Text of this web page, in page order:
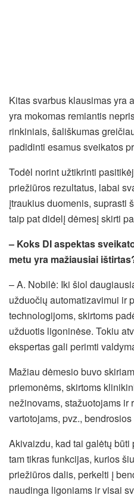
Kitas svarbus klausimas yra
yra mokomas remiantis
rinkiniais, šališkumas
padidinti esamus sveikatos
Todėl norint užtikrinti
priežiūros rezultatus, labai
įtraukius duomenis, suprasti
taip pat didelį dėmesį skirti
– Koks DI aspektas
metu yra mažiausiai
– A. Nobilė: Iki šiol
užduočių automatizavimui ir
technologijoms, skirtoms
užduotis ligoninėse. Tokiu
ekspertas gali perimti
Mažiau dėmesio buvo
priemonėms, skirtoms
nežinovams, stažuotojams
vartotojams, pvz.,
Akivaizdu, kad tai galėtų
tam tikras funkcijas, kurios
priežiūros dalis, perkelti į
naudinga ligoniams ir visai